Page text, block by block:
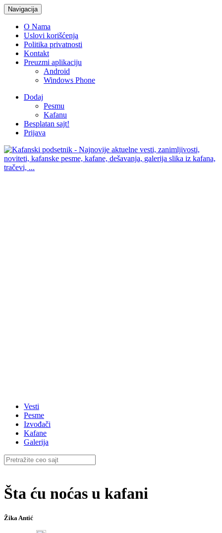
Navigacija
O Nama
Uslovi korišćenja
Politika privatnosti
Kontakt
Preuzmi aplikaciju
Android
Windows Phone
Dodaj
Pesmu
Kafanu
Besplatan sajt!
Prijava
Vesti
Pesme
Izvođači
Kafane
Galerija
Šta ću noćas u kafani
Žika Antić